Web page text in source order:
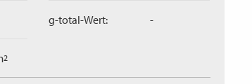
2
g-total-Wert: -